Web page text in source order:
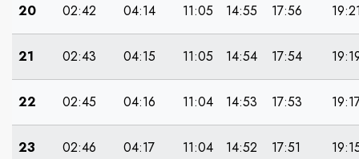
20 02:42 04:14 11:05 14:55 17:56
21 02:43 04:15 11:05 14:54 17:54
22 02:45 04:16 11:04 14:53 17:53
23 02:46 04:17 11:04 14:52 17:51